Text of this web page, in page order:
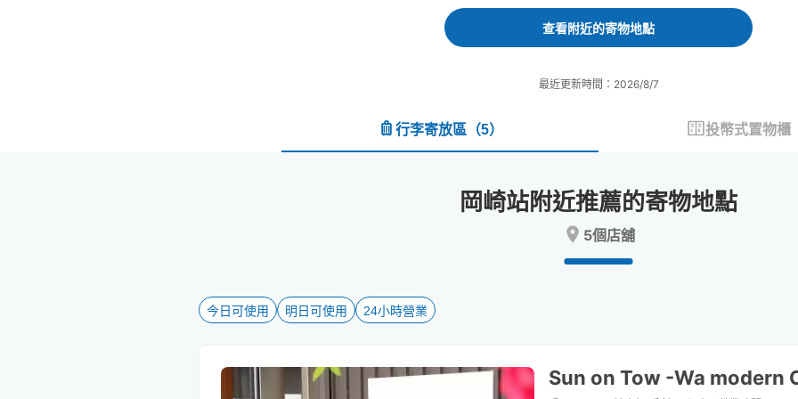
forward
to
the
calendar
select
the
changing
backward
interact
select
the
changing
查看附近的寄物地點
最近更新時間：2026/8/7
行李寄放區 （5） 投幣式置物櫃
岡崎站附近推薦的寄物地點
5個店舖
今日可使用 明日可使用 24小時營業
Sun on Tow -Wa modern